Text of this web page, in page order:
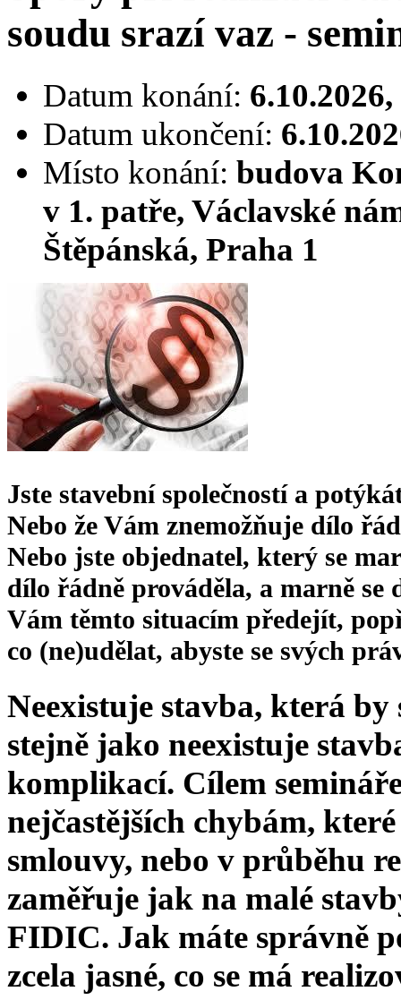
soudu srazí vaz -
Datum konání:
Datum ukončení:
Místo konání: budova
v 1. patře, Václavské
Štěpánská, Praha 1
Jste stavební společností a
Nebo že Vám znemožňuje dílo
Nebo jste objednatel, který se
dílo řádně prováděla, a marně se
Vám těmto situacím předejít,
co (ne)udělat, abyste se svých
Neexistuje stavba, která
stejně jako neexistuje
komplikací. Cílem
nejčastějších chybám,
smlouvy, nebo v průběhu
zaměřuje jak na malé
FIDIC. Jak máte správně
zcela jasné, co se má